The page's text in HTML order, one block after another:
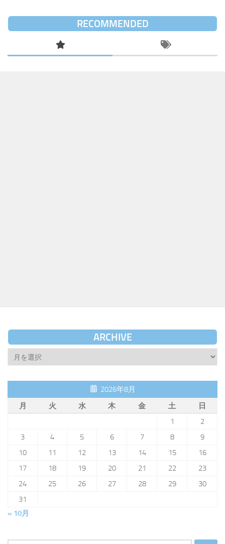
RECOMMENDED
ARCHIVE
Archive
2026年8月
月
火 水 木 金 土
日
1
2
3
4 5 6 7 8
9
10
11 12 13 14 15
16
17
18 19 20 21 22
23
24
25 26 27 28 29
30
31
« 10月